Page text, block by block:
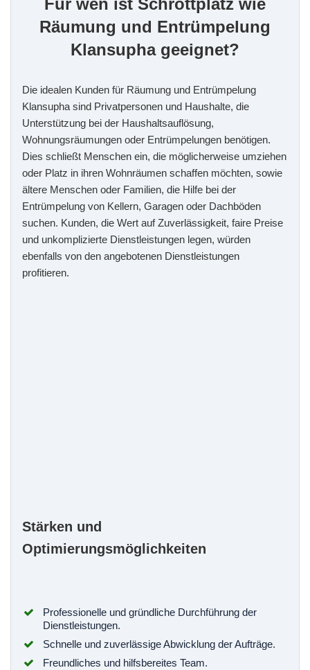
Räumung und Entrümpelung
Klansupha geeignet?
Die idealen Kunden für Räumung und Entrümpelung
Klansupha sind Privatpersonen und Haushalte, die
Unterstützung bei der Haushaltsauflösung,
Wohnungsräumungen oder Entrümpelungen benötigen.
Dies schließt Menschen ein, die möglicherweise umziehen
oder Platz in ihren Wohnräumen schaffen möchten, sowie
ältere Menschen oder Familien, die Hilfe bei der
Entrümpelung von Kellern, Garagen oder Dachböden
suchen. Kunden, die Wert auf Zuverlässigkeit, faire Preise
und unkomplizierte Dienstleistungen legen, würden
ebenfalls von den angebotenen Dienstleistungen
profitieren.
Stärken und
Optimierungsmöglichkeiten
Professionelle und gründliche Durchführung der
Dienstleistungen.
Schnelle und zuverlässige Abwicklung der Aufträge.
Freundliches und hilfsbereites Team.